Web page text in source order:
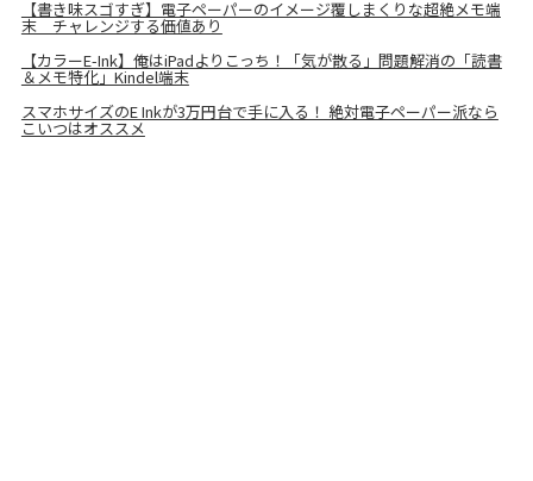
【書き味スゴすぎ】電子ペーパーのイメージ覆しまくりな超絶メモ端
末 チャレンジする価値あり
【カラーE-Ink】俺はiPadよりこっち！「気が散る」問題解消の「読書
＆メモ特化」Kindel端末
スマホサイズのE Inkが3万円台で手に入る！ 絶対電子ペーパー派なら
こいつはオススメ